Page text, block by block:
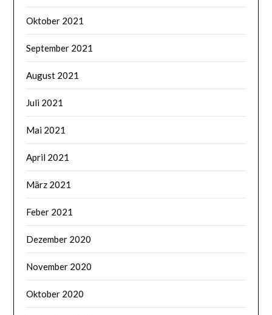
Oktober 2021
September 2021
August 2021
Juli 2021
Mai 2021
April 2021
März 2021
Feber 2021
Dezember 2020
November 2020
Oktober 2020